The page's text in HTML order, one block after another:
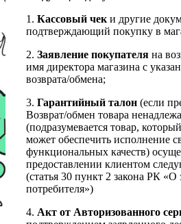
1. Кассовый чек и другие
подтверждающий покупку в
2. Заявление покупателя на
имя директора магазина с
возврата/обмена;
3. Гарантийный талон (если
Возврат/обмен товара
(подразумевается товар,
может обеспечить исполнение
функциональных качеств)
предоставлении клиентом
(статья 30 пункт 2 закона РК «О
потребителя»)
4. Акт от Авторизованного